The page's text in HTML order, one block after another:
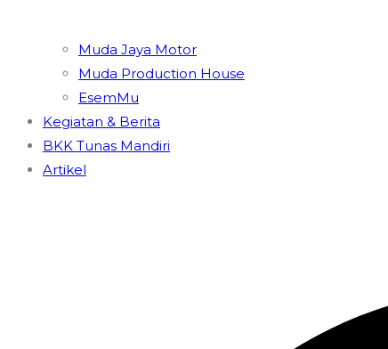
Muda Jaya Motor
Muda Production House
EsemMu
Kegiatan & Berita
BKK Tunas Mandiri
Artikel